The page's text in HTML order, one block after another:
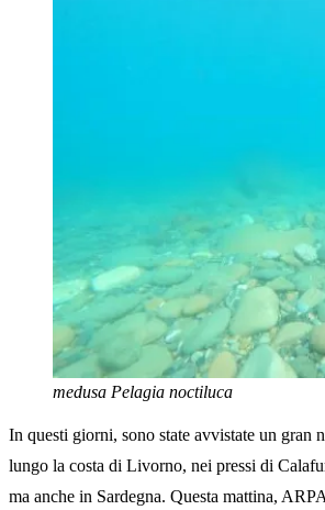
medusa Pelagia noctiluca
In questi giorni, sono state avvistate un gran
lungo la costa di Livorno, nei pressi di
ma anche in Sardegna. Questa mattina,